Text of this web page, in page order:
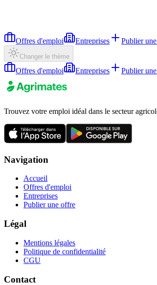
Offres d'emploi Entreprises Publier
Changer le thème
Offres d'emploi Entreprises Publier
Trouvez votre emploi idéal dans le secteur
Navigation
Accueil
Offres d'emploi
Entreprises
Publier une offre
Légal
Mentions légales
Politique de confidentialité
CGU
Contact